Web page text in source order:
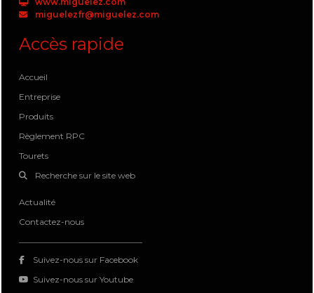
miguelezfr@miguelez.com
Accès rapide
Accueil
Entreprise
Produits
Règlement RPC
Tourets
Recherche sur le site web
Actualité
Contactez-nous
Suivez-nous sur Facebook
Suivez-nous sur Youtube